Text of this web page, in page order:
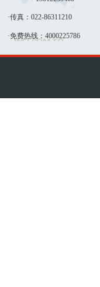
·传真：022-86311210
·免费热线：4000225786